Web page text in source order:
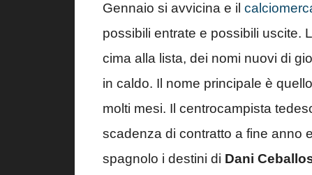
Gennaio si avvicina e il
possibili entrate e possibili uscite.
cima alla lista, dei nomi nuovi di
in caldo. Il nome principale è
molti mesi. Il centrocampista
scadenza di contratto a fine anno
spagnolo i destini di Dani